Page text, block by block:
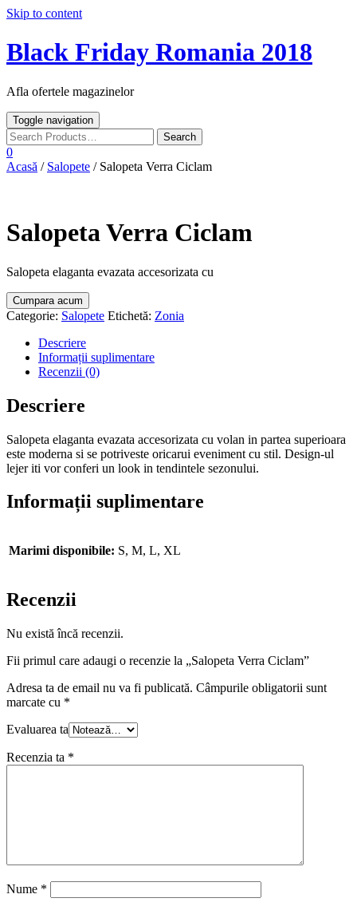
Skip to content
Black Friday Romania 2018
Afla ofertele magazinelor
Toggle navigation
0
Acasă / Salopete / Salopeta Verra Ciclam
Salopeta Verra Ciclam
Salopeta elaganta evazata accesorizata cu
Cumpara acum
Categorie: Salopete Etichetă: Zonia
Descriere
Informații suplimentare
Recenzii (0)
Descriere
Salopeta elaganta evazata accesorizata cu volan in partea superioara
este moderna si se potriveste oricarui eveniment cu stil. Design-ul
lejer iti vor conferi un look in tendintele sezonului.
Informații suplimentare
Marimi disponibile: S, M, L, XL
Recenzii
Nu există încă recenzii.
Fii primul care adaugi o recenzie la „Salopeta Verra Ciclam”
Adresa ta de email nu va fi publicată. Câmpurile obligatorii sunt
marcate cu *
Evaluarea ta
Recenzia ta *
Nume *